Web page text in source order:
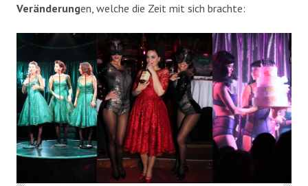
Veränderungen, welche die Zeit mit sich brachte: